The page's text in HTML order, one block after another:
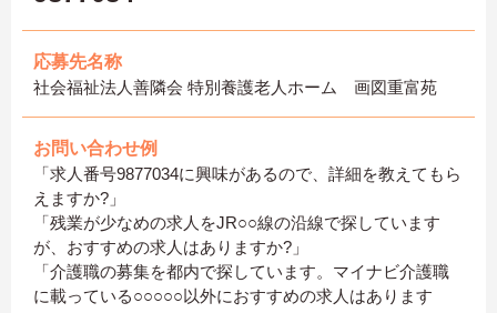
応募先名称
社会福祉法人善隣会 特別養護老人ホーム 画図重富苑
お問い合わせ例
「求人番号9877034に興味があるので、詳細を教えてもら
えますか?」
「残業が少なめの求人をJR○○線の沿線で探しています
が、おすすめの求人はありますか?」
「介護職の募集を都内で探しています。マイナビ介護職
に載っている○○○○○以外におすすめの求人はあります